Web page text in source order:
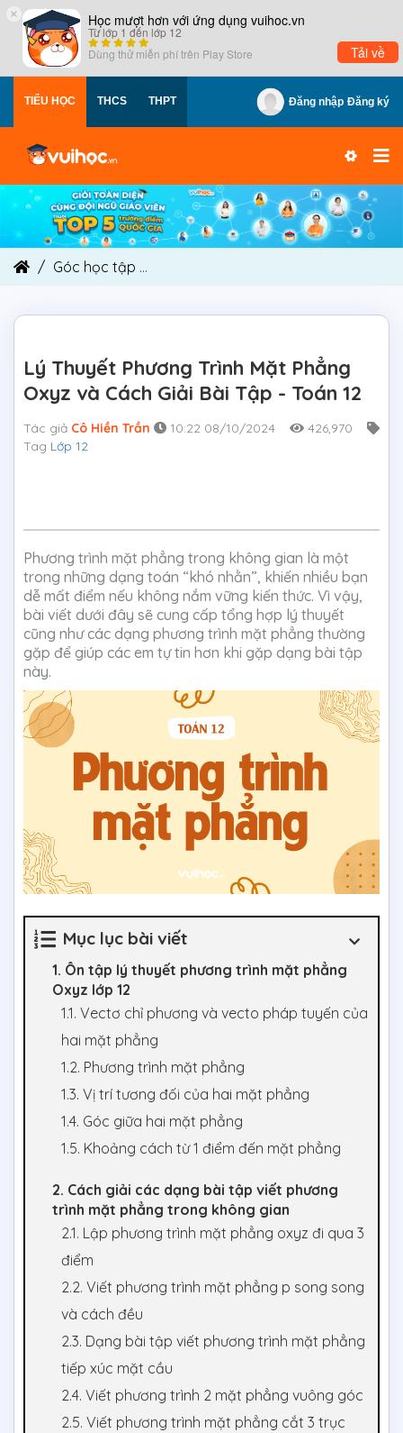
× Học mượt hơn với ứng dụng vuihoc.vn
Từ lớp 1 đến lớp 12
Dùng thử miễn phí trên Play Store Tải về
TIỂU HỌC THCS THPT Đăng nhập Đăng ký
Góc học tập
Lý Thuyết Phương Trình Mặt Phẳng
Oxyz và Cách Giải Bài Tập - Toán 12
Tác giả Cô Hiền Trần 10:22 08/10/2024
426,970
Tag Lớp 12
Phương trình mặt phẳng trong không gian là một
trong những dạng toán “khó nhằn”, khiến nhiều bạn
dễ mất điểm nếu không nắm vững kiến thức. Vì vậy,
bài viết dưới đây sẽ cung cấp tổng hợp lý thuyết
cũng như các dạng phương trình mặt phẳng thường
gặp để giúp các em tự tin hơn khi gặp dạng bài tập
này.
Mục lục bài viết
1. Ôn tập lý thuyết phương trình mặt phẳng
Oxyz lớp 12
1.1. Vectơ chỉ phương và vecto pháp tuyến của
hai mặt phẳng
1.2. Phương trình mặt phẳng
1.3. Vị trí tương đối của hai mặt phẳng
1.4. Góc giữa hai mặt phẳng
1.5. Khoảng cách từ 1 điểm đến mặt phẳng
2. Cách giải các dạng bài tập viết phương
trình mặt phẳng trong không gian
2.1. Lập phương trình mặt phẳng oxyz đi qua 3
điểm
2.2. Viết phương trình mặt phẳng p song song
và cách đều
2.3. Dạng bài tập viết phương trình mặt phẳng
tiếp xúc mặt cầu
2.4. Viết phương trình 2 mặt phẳng vuông góc
2.5. Viết phương trình mặt phẳng cắt 3 trục